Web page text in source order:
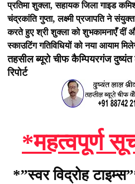
प्रतिमा शुक्ला, सहायक जिला गाइड
चंद्रकांति गुप्ता, लक्ष्मी प्रजापति ने
करते हुए श्री शुक्ला को शुभकामनाएँ दीं
स्काउटिंग गतिविधियों को नया आयाम
तहसील ब्यूरो चीफ कैम्पियरगंज
रिपोर्ट
*महत्वपूर्ण
*”स्वर विद्रोह